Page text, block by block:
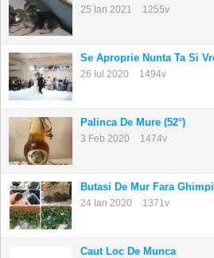
25 Ian 2021 1255v
26 Iul 2020 1494v
Palinca De Mure (52°)
3 Feb 2020 1474v
Butasi De Mur Fara Ghimpi
24 Ian 2020 1371v
Caut Loc De Munca